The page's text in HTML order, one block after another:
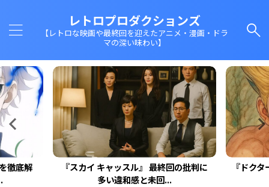
レトロプロダクションズ
【レトロな映画や最終回を迎えたアニメ・漫画・ドラ
マの深い味わい】
徹底解
『スカイ キャッスル』 最終回の批判に
多い違和感と未回...
『ドク